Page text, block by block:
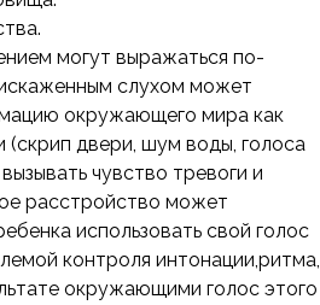
могут выражаться по-
слухом может
окружающего мира как
(скрип двери, шум воды, голоса
чувство тревоги и
расстройство может
использовать свой голос
контроля интонации,ритма,
окружающими голос этого